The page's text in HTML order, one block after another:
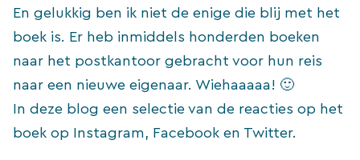
En gelukkig ben ik niet de enige die blij met het
boek is. Er heb inmiddels honderden boeken
naar het postkantoor gebracht voor hun reis
naar een nieuwe eigenaar. Wiehaaaaa! 🙂
In deze blog een selectie van de reacties op het
boek op Instagram, Facebook en Twitter.